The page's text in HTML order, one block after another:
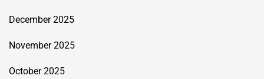
December 2025
November 2025
October 2025